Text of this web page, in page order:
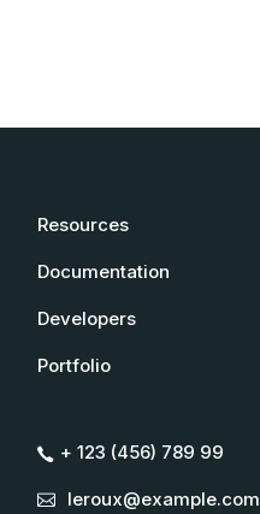
Resources
Documentation
Developers
Portfolio
+ 123 (456) 789 99
leroux@example.com